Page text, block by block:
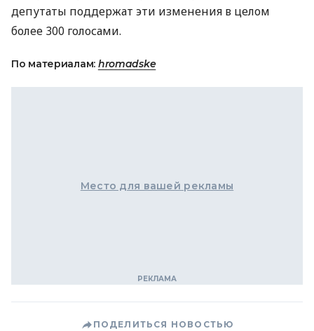
депутаты поддержат эти изменения в целом
более 300 голосами.
По материалам: hromadske
Место для вашей рекламы
ПОДЕЛИТЬСЯ НОВОСТЬЮ